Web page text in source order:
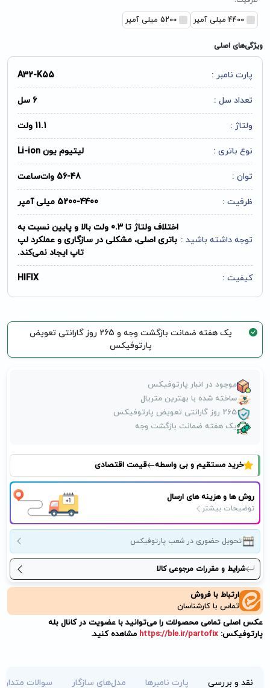
4400 میلی آمپر 5200 میلی آمپر
ویژگی‌های اصلی
پارت نامبر : A32-K55
تعداد سل : 6 سل
ولتاژ : 11.1 ولت
نوع باتری : لیتیوم یون Li-ion
توان : 56-48 وات‌ساعت
ظرفیت : 5200-4400 میلی آمپر
توجه داشته باشید :
اختلاف ولتاژ تا 0.3 ولت بالا و پایین نسبت به
باتری اصلی، مشکلی در سازگاری و عملکرد لپ
تاپ ایجاد نمی‌کند.
کیفیت : HIFIX
یک هفته ضمانت بازگشت وجه و 265 روز گارانتی تعویض
پارتوفیکس
موجود در انبار پارتوفیکس
ساخته شده با بهترین متریال
265 روز گارانتی تعویض پارتوفیکس
یک هفته ضمانت بازگشت وجه
خرید مستقیم و بی واسطه قیمت اقتصادی
روش ها و هزینه های ارسال
توضیحات بیشتر
تحویل حضوری در شعب پارتوفیکس
شرایط و مقررات مرجوعی کالا
ارتباط با فروش
تماس با کارشناسان
عکس اصلی تمامی محصولات را می‌توانید با عضویت در کانال بله
پارتوفیکس: https://ble.ir/partofix مشاهده کنید.
نقد و بررسی پارت نامبرها مدل‌های سازگار سوالات